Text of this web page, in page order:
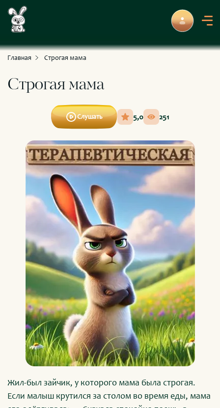
Для умных и любознательных
Главная Строгая мама
Строгая мама
Жил-был зайчик, у которого мама была строгая.
Если малыш крутился за столом во время еды, мама
Слушать 5,0 251